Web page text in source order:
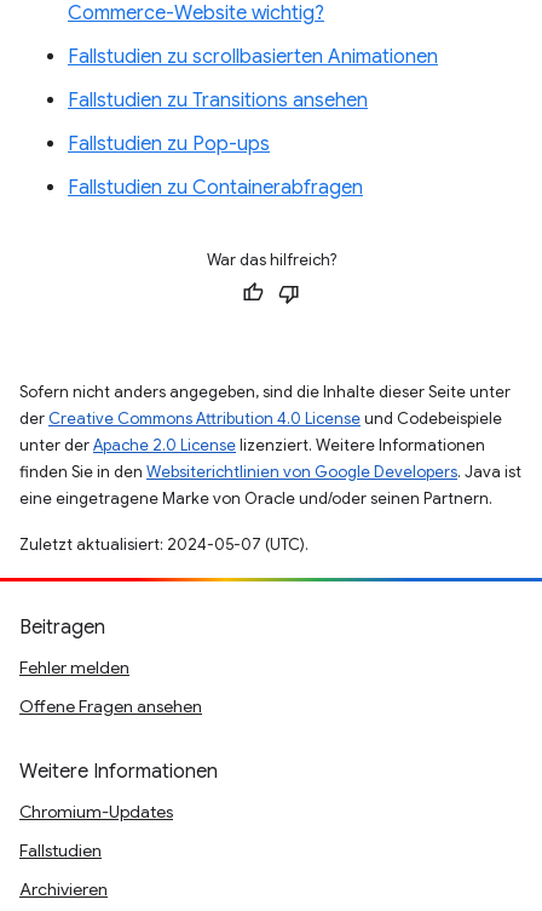
Commerce-Website wichtig?
Fallstudien zu scrollbasierten Animationen
Fallstudien zu Transitions ansehen
Fallstudien zu Pop-ups
Fallstudien zu Containerabfragen
War das hilfreich?
Sofern nicht anders angegeben, sind die Inhalte dieser Seite unter
der Creative Commons Attribution 4.0 Licenseund Codebeispiele
unter derApache 2.0 Licenselizenziert. Weitere Informationen
finden Sie in den Websiterichtlinien von Google Developers. Java ist
eine eingetragene Marke von Oracle und/oder seinen Partnern.
Zuletzt aktualisiert: 2024-05-07 (UTC).
Beitragen
Fehler melden
Offene Fragen ansehen
Weitere Informationen
Chromium-Updates
Fallstudien
Archivieren